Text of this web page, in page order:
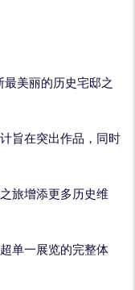
美丽的历史宅邸之
旨在突出作品，同时
旅增添更多历史维
单一展览的完整体